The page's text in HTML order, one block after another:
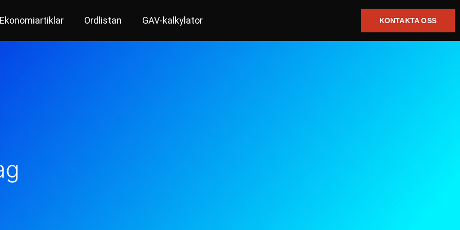
Ekonomiartiklar Ordlistan GAV-kalkylator KONTAKTA OSS